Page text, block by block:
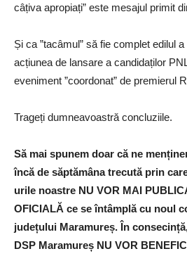
câțiva apropiați” este mesajul primit
Și ca ”tacâmul” să fie complet edilul
acțiunea de lansare a candidaților
eveniment ”coordonat” de premierul
Trageți dumneavoastră concluziile.
Să mai spunem doar că ne
încă de săptămâna trecută prin
urile noastre NU VOR MAI
OFICIALĂ ce se întâmplă cu noul
județului Maramureș. În
DSP Maramureș NU VOR